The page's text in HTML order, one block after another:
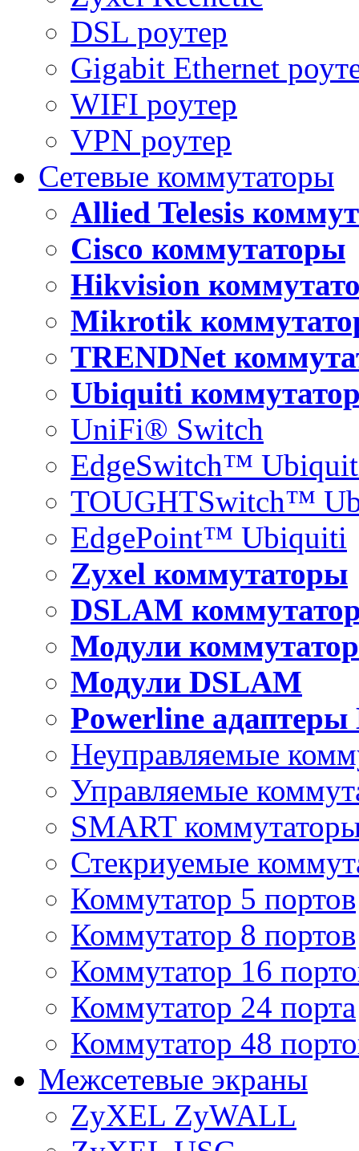
DSL роутер
Gigabit Ethernet
WIFI роутер
VPN роутер
Сетевые коммутаторы
Allied Telesis
Cisco коммутаторы
Hikvision
Mikrotik
TRENDNet
Ubiquiti
UniFi® Switch
EdgeSwitch™
TOUGHTSwitch™
EdgePoint™ Ubiquiti
Zyxel коммутаторы
DSLAM
Модули
Модули DSLAM
Powerline адаптеры
Неуправляемые
Управляемые
SMART
Стекриуемые
Коммутатор 5 портов
Коммутатор 8 портов
Коммутатор 16
Коммутатор 24 порта
Коммутатор 48
Межсетевые экраны
ZyXEL ZyWALL